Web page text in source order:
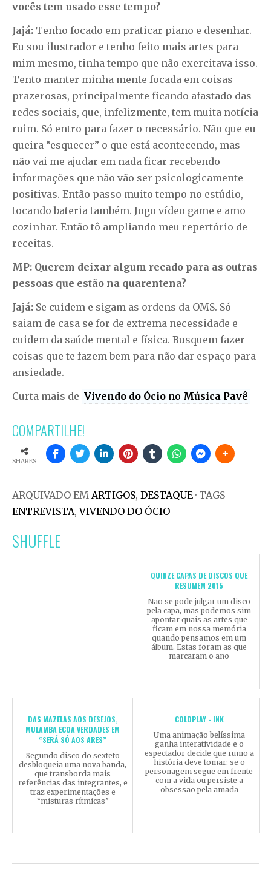
vocês tem usado esse tempo?
Jajá: Tenho focado em praticar piano e desenhar.
Eu sou ilustrador e tenho feito mais artes para
mim mesmo, tinha tempo que não exercitava isso.
Tento manter minha mente focada em coisas
prazerosas, principalmente ficando afastado das
redes sociais, que, infelizmente, tem muita notícia
ruim. Só entro para fazer o necessário. Não que eu
queira “esquecer” o que está acontecendo, mas
não vai me ajudar em nada ficar recebendo
informações que não vão ser psicologicamente
positivas. Então passo muito tempo no estúdio,
tocando bateria também. Jogo vídeo game e amo
cozinhar. Então tô ampliando meu repertório de
receitas.
MP: Querem deixar algum recado para as outras
pessoas que estão na quarentena?
Jajá: Se cuidem e sigam as ordens da OMS. Só
saiam de casa se for de extrema necessidade e
cuidem da saúde mental e física. Busquem fazer
coisas que te fazem bem para não dar espaço para
ansiedade.
Curta mais de Vivendo do Ócio no Música Pavê
COMPARTILHE!
SHARES
ARQUIVADO EM ARTIGOS, DESTAQUE · TAGS
ENTREVISTA,VIVENDO DO ÓCIO
SHUFFLE
QUINZE CAPAS DE DISCOS QUE
RESUMEM 2015
Não se pode julgar um disco
pela capa, mas podemos sim
apontar quais as artes que
ficam em nossa memória
quando pensamos em um
álbum. Estas foram as que
marcaram o ano
DAS MAZELAS AOS DESEJOS,
MULAMBA ECOA VERDADES EM
“SERÁ SÓ AOS ARES”
Segundo disco do sexteto
desbloqueia uma nova banda,
que transborda mais
referências das integrantes, e
traz experimentações e
“misturas rítmicas”
COLDPLAY - INK
Uma animação belíssima
ganha interatividade e o
espectador decide que rumo a
história deve tomar: se o
personagem segue em frente
com a vida ou persiste a
obsessão pela amada